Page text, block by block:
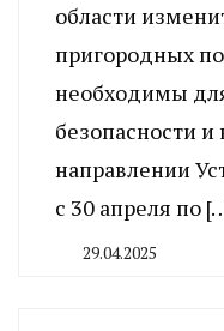
области
пригородных
необходимы
безопасности и
направлении
с 30 апреля по
29.04.2025